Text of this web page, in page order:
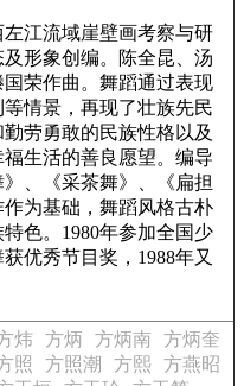
江流域崖壁画考察与研
形象创编。陈全昆、汤
荣作曲。舞蹈通过表现
情景，再现了壮族先民
劳勇敢的民族性格以及
生活的善良愿望。编导
、《采茶舞》、《扁担
为基础，舞蹈风格古朴
色。1980年参加全国少
优秀节目奖，1988年又
炜 方炳 方炳南 方炳奎
照 方照潮 方熙 方燕昭